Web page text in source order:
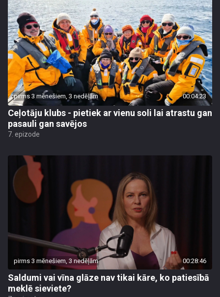
pirms 3 mēnešiem, 3 nedēļām 00:04:23
Ceļotāju klubs - pietiek ar vienu soli lai atrastu gan
pasauli gan savējos
7. epizode
pirms 3 mēnešiem, 3 nedēļām 00:28:46
Saldumi vai vīna glāze nav tikai kāre, ko patiesībā
meklē sieviete?